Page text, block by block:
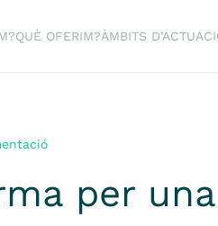
QUÈ OFERIM?ÀMBITS
per